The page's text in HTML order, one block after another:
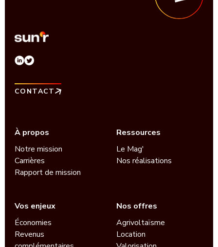
CONTACT
À propos
Notre mission
Carrières
Rapport de mission
Ressources
Le Mag'
Nos réalisations
Vos enjeux
Économies
Revenus
Nos offres
Agrivoltaïsme
Location